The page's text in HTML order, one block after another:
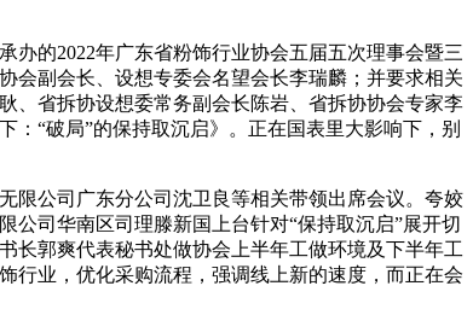
的2022年广东省粉饰行业协会五届五次理事会暨三
会副会长、设想专委会名望会长李瑞麟；并要求相关
、省拆协设想委常务副会长陈岩、省拆协协会专家李
“破局”的保持取沉启》。正在国表里大影响下，别
公司广东分公司沈卫良等相关带领出席会议。夸姣
公司华南区司理滕新国上台针对“保持取沉启”展开切
长郭爽代表秘书处做协会上半年工做环境及下半年工
行业，优化采购流程，强调线上新的速度，而正在会